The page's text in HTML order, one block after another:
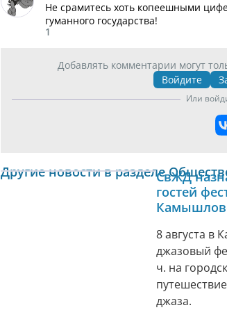
Не срамитесь хоть копеешными
гуманного государства!
1
Добавлять комментарии могут
Войдите
Или
Другие новости в разделеСвЖД
гостей
8 августа в
джазовый
ч. на
джаза.